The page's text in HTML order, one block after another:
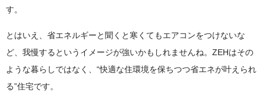
す。
とはいえ、省エネルギーと聞くと寒くてもエアコンをつけないな
ど、我慢するというイメージが強いかもしれませんね。ZEHはその
ような暮らしではなく、“快適な住環境を保ちつつ省エネが叶えられ
る”住宅です。